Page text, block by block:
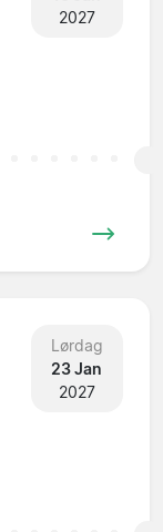
2027
Lørdag
23 Jan
2027